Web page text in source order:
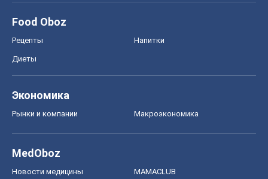
Food Oboz
Рецепты Напитки
Диеты
Экономика
Рынки и компании Mакроэкономика
MedOboz
Новости медицины MAMACLUB